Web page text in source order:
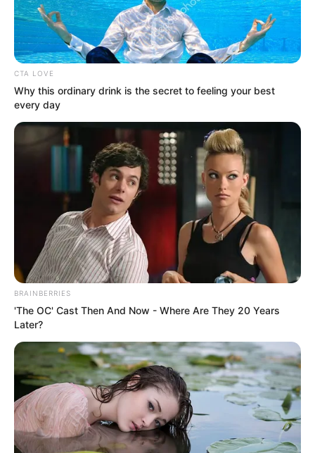
Samadhi Zendejas sorprendió a sus fans al
reaparecer con cambio de imagen y 13 kilos abajo
¿Recuerdas a Amaya Villalpando de Atrévete a
soñar? El papel fue interpretado porSamadhi
Zendejas
, en donde lucía tímida, despreocupada por
su vestir y con algunos kilos de más.
Ocho años después de que finalizó la telenovela, y
luego de aparecer enMariposa de barrio en donde
tuvo que subir13 kilospara darle vida a Jenni Rivera,
la joven sorprendió a sus seguidores al lucir nueva
imagen y tremendo cuerpazo.
Ante eso, la actriz aseguró que no fue nada fácil
recuperar su figura. “Debe costarte y ser duro. Si
fuera fácil todo el mundo lo haría”.